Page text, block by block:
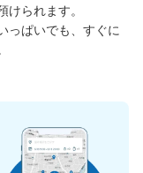
港市場」北西側
られます。
っぱいでも、すぐに